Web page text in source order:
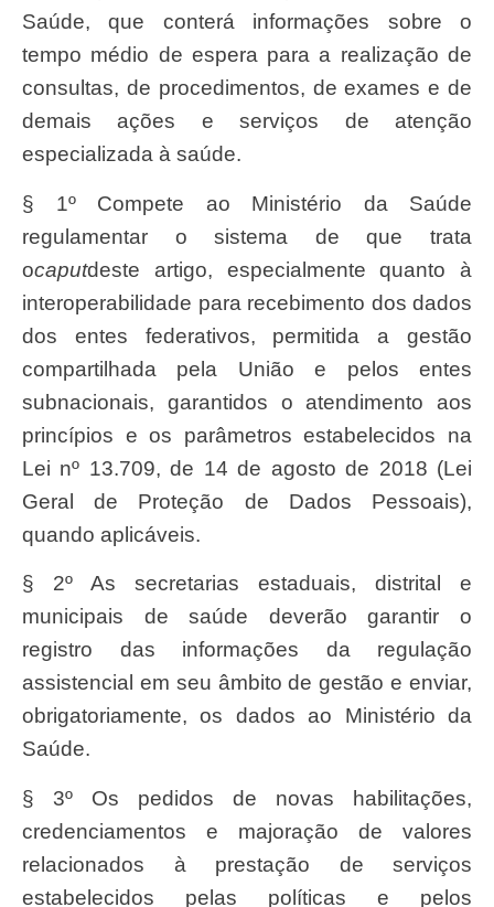
Saúde, que conterá informações sobre o
tempo médio de espera para a realização de
consultas, de procedimentos, de exames e de
demais ações e serviços de atenção
especializada à saúde.
§ 1º Compete ao Ministério da Saúde
regulamentar o sistema de que trata
o caputdeste artigo, especialmente quanto à
interoperabilidade para recebimento dos dados
dos entes federativos, permitida a gestão
compartilhada pela União e pelos entes
subnacionais, garantidos o atendimento aos
princípios e os parâmetros estabelecidos na
Lei nº 13.709, de 14 de agosto de 2018 (Lei
Geral de Proteção de Dados Pessoais),
quando aplicáveis.
§ 2º As secretarias estaduais, distrital e
municipais de saúde deverão garantir o
registro das informações da regulação
assistencial em seu âmbito de gestão e enviar,
obrigatoriamente, os dados ao Ministério da
Saúde.
§ 3º Os pedidos de novas habilitações,
credenciamentos e majoração de valores
relacionados à prestação de serviços
estabelecidos pelas políticas e pelos